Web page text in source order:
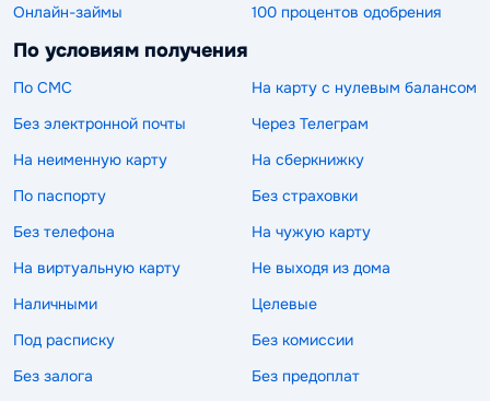
Онлайн-займы
100 процентов одобрения
По условиям получения
По СМС
На карту с нулевым балансом
Без электронной почты
Через Телеграм
На неименную карту
На сберкнижку
По паспорту
Без страховки
Без телефона
На чужую карту
На виртуальную карту
Не выходя из дома
Наличными
Целевые
Под расписку
Без комиссии
Без залога
Без предоплат